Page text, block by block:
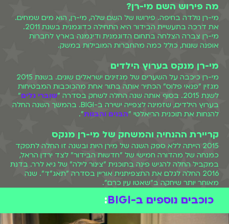
מה פירוש השם מי-רן?
מי-רן נולדה בחיפה. פירושו של השם שלה, מי-רן, הוא מים שמחים.
את דרכה בתעשיית הבידור היא התחילה כדוגמנית בשנת 2011.
מי-רן צברה הצלחה בתחום הדוגמנית ודיגמנה בארץ לחברות
אופנה שונות, כולל כמה מהחברות המובילות במשק.
מי-רן מנקס בערוץ הילדים
מי-רן כיכבה על השערים של מגזינים ישראלים שונים. בשנת 2015
מגזין "פנאי פלוס" הכתיר אותה בתור אחת מהכוכבות המבטיחות
לשנת 2015. בסוף אותה שנה החלה לשחק בסדרה "
שוברי גלים"
בערוץ הילדים, שזמינה לצפייה ישירה ב-BIGI. בהמשך השנה החלה
להנחות את תוכנית הריאלטי "הבנים והבנות".
קריירת ההנחיה והמשחק של מי-רן מנקס
2015 הייתה ללא ספק השנה של מירן היות ובשנה זו החלה לתפקד
כמנחה של מהדורה חמישי של "חדשות הבידור" לצד ירדן הראל,
במקביל החלה להגיש פינה בתוכנית "צינור לילה" של גיא לרר. בדנת
2016 החלה לגלם את התצפיתנית אוריין בסדרה "תאג"ד". שנה
מאוחר יותר שיחקה ב"שאטו עין כרם".
כוכבים נוספים ב-BIGI :